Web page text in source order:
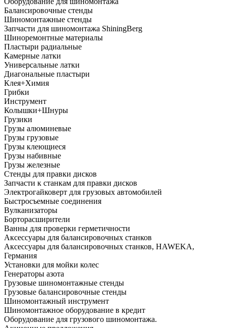
Балансировочные стенды
Шиномонтажные стенды
Запчасти для шиномонтажа ShiningBerg
Шиноремонтные материалы
Пластыри радиальные
Камерные латки
Универсальные латки
Диагональные пластыри
Клея+Химия
Грибки
Инструмент
Колышки+Шнуры
Грузики
Грузы алюминевые
Грузы грузовые
Грузы клеющиеся
Грузы набивные
Грузы железные
Стенды для правки дисков
Запчасти к станкам для правки дисков
Электрогайковерт для грузовых автомобилей
Быстросъемные соединения
Вулканизаторы
Борторасширители
Ванны для проверки герметичности
Аксессуары для балансировочных станков
Аксессуары для балансировочных станков, HAWEKA,
Германия
Установки для мойки колес
Генераторы азота
Грузовые шиномонтажные стенды
Грузовые балансировочные стенды
Шиномонтажный инструмент
Шиномонтажное оборудование в кредит
Оборудование для грузового шиномонтажа.